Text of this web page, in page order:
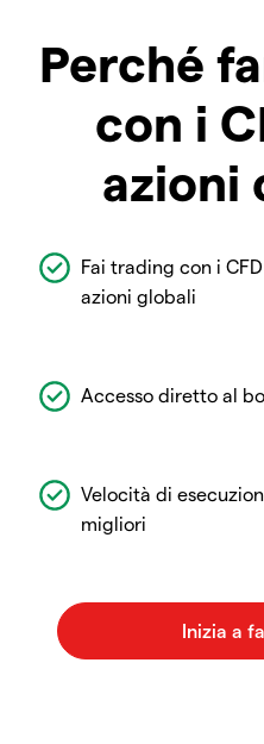
Perché
con i
azioni
Fai trading con i
azioni globali
Accesso diretto al
Velocità di
migliori